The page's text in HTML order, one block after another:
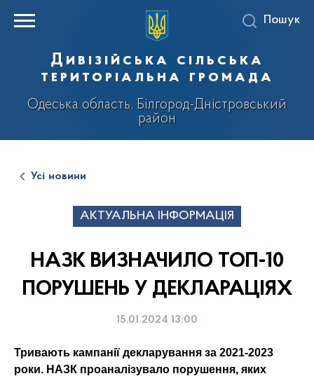
Дивізійська сільська
територіальна громада
Одеська область, Білгород-Дністровський
район
Пошук
Усі новини
АКТУАЛЬНА ІНФОРМАЦІЯ
НАЗК ВИЗНАЧИЛО ТОП-10
ПОРУШЕНЬ У ДЕКЛАРАЦІЯХ
15.01.2024 13:00
Тривають кампанії декларування за 2021-2023
роки. НАЗК проаналізувало порушення, яких